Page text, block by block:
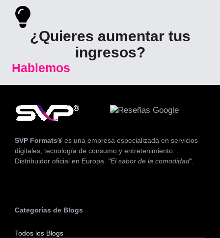
¿Quieres aumentar tus
ingresos?
Hablemos
SVP Formats® es una empresa especializada en servicios
digitales, tecnología de consumo y entretenimiento.
Distribuidor oficial en Europa.
"El sabor de la comodidad".
Categorías de Blogs
Todos los Blogs